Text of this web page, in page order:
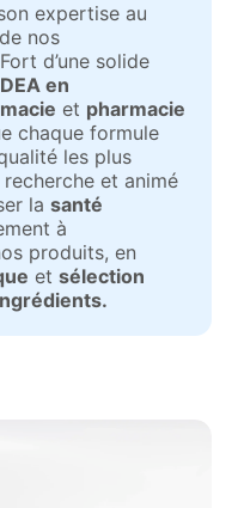
expertise au
nos
d’une solide
DEA en
et pharmacie
chaque formule
les plus
et animé
lasanté
à
produits, en
etsélection